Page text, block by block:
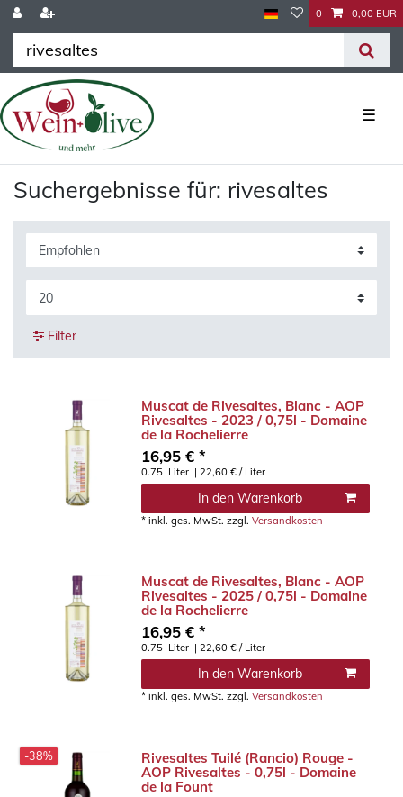
0 0,00 EUR
☰
Suchergebnisse für: rivesaltes
Filter
Muscat de Rivesaltes, Blanc - AOP
Rivesaltes - 2023 / 0,75l - Domaine
de la Rochelierre
16,95 € *
0.75 Liter | 22,60 € / Liter
In den Warenkorb
*inkl. ges. MwSt. zzgl.Versandkosten
Muscat de Rivesaltes, Blanc - AOP
Rivesaltes - 2025 / 0,75l - Domaine
de la Rochelierre
16,95 € *
0.75 Liter | 22,60 € / Liter
In den Warenkorb
*inkl. ges. MwSt. zzgl.Versandkosten
-38%
Rivesaltes Tuilé (Rancio) Rouge -
AOP Rivesaltes - 0,75l - Domaine
de la Fount